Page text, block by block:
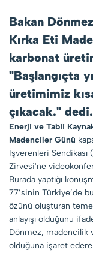
Bakan
Kırka Eti
karbonat
"Başlangıçta
üretimimiz
çıkacak." dedi.
Enerji ve Tabii
Madenciler Günü
İşverenleri
Zirvesi'ne
Burada yaptığı
77’sinin Türkiye’de
özünü oluşturan
anlayışı olduğunu
Dönmez, madencilik
olduğuna işaret